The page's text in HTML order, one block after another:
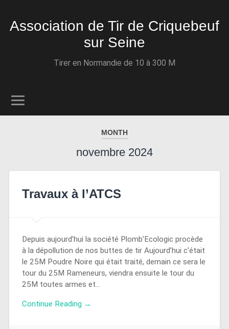
Association de Tir de Criquebeuf
sur Seine
Tirer en Normandie de 10 à 300 M
MONTH
novembre 2024
Travaux à l’ATCS
Depuis aujourd’hui la société Plomb’Ecologic procède
à la dépollution de nos buttes de tir Aujourd’hui c’était
le 25M Poudre Noire qui était traité, demain ce sera le
tour du 25M Rameneurs, viendra ensuite le tour du
25M toutes armes et…
Continue Reading →